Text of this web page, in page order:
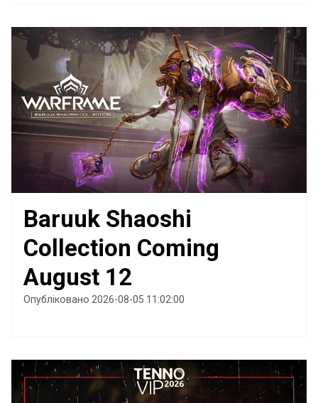
Baruuk Shaoshi
Collection Coming
August 12
Опубліковано 2026-08-05 11:02:00